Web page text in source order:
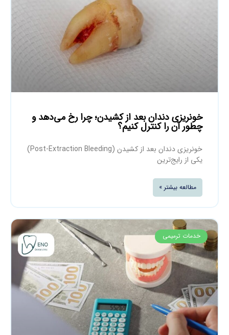
خونریزی دندان بعد از کشیدن؛ چرا رخ می‌دهد و
چطور آن را کنترل کنیم؟
خونریزی دندان بعد از کشیدن (Post-Extraction Bleeding)
یکی از رایج‌ترین
مطالعه بیشتر »
خدمات ترمیمی